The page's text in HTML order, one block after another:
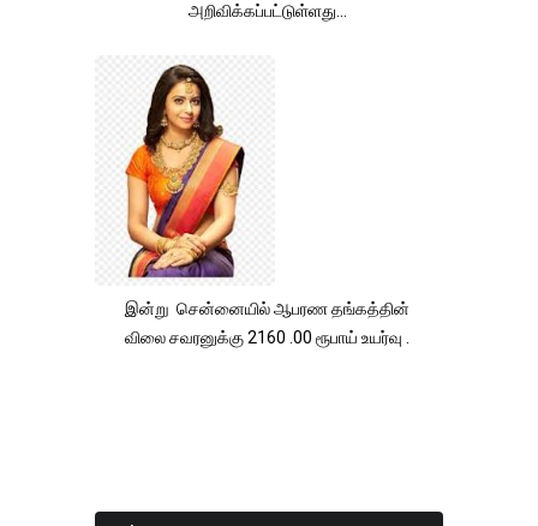
அறிவிக்கப்பட்டுள்ளது...
இன்று சென்னையில் ஆபரண தங்கத்தின்
விலை சவரனுக்கு 2160 .00 ரூபாய் உயர்வு .